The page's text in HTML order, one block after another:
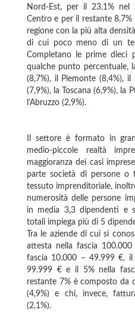
Nord-Est, per il 23,1% nel
Centro e per il restante 8,7%
regione con la più alta
di cui poco meno di un
Completano le prime dieci
qualche punto percentuale,
(8,7%), il Piemonte (8,4%), il
(7,9%), la Toscana (6,9%), la
l’Abruzzo (2,9%).
Il settore è formato in
medio-piccole realtà
maggioranza dei casi
parte società di persone o
tessuto imprenditoriale,
numerosità delle persone
in media 3,3 dipendenti e
totali impiega più di 5
Tra le aziende di cui si
attesta nella fascia
fascia 10.000 – 49.999 €,
99.999 € e il 5% nella
restante 7% è composto
(4,9%) e chi, invece,
(2,1%).